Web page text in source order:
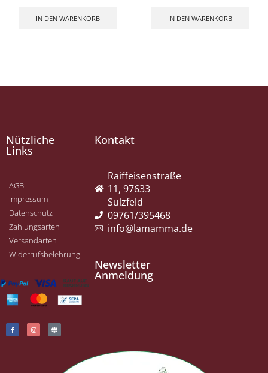
IN DEN WARENKORB IN DEN WARENKORB
Kontakt
Raiffeisenstraße
11, 97633
Sulzfeld
09761/395468
info@lamamma.de
Newsletter
Anmeldung
Nützliche
Links
AGB
Impressum
Datenschutz
Zahlungsarten
Versandarten
Widerrufsbelehrung